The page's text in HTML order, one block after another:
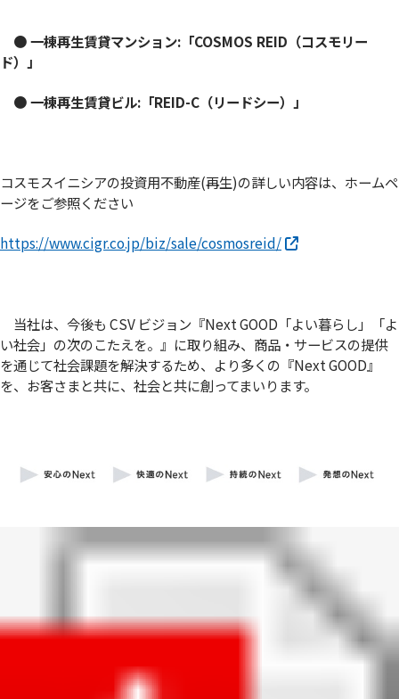
● 一棟再生賃貸マンション:「COSMOS REID（コスモリー
ド）」
● 一棟再生賃貸ビル:「REID-C（リードシー）」
コスモスイニシアの投資用不動産(再生)の詳しい内容は、ホームペ
ージをご参照ください
https://www.cigr.co.jp/biz/sale/cosmosreid/
当社は、今後も CSV ビジョン『Next GOOD「よい暮らし」「よ
い社会」の次のこたえを。』に取り組み、商品・サービスの提供
を通じて社会課題を解決するため、より多くの『Next GOOD』
を、お客さまと共に、社会と共に創ってまいります。